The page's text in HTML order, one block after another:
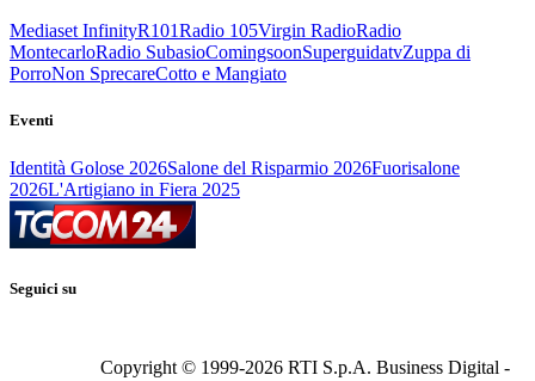
Mediaset InfinityR101Radio 105Virgin RadioRadio
MontecarloRadio SubasioComingsoonSuperguidatvZuppa di
PorroNon SprecareCotto e Mangiato
Eventi
Identità Golose 2026Salone del Risparmio 2026Fuorisalone
2026L'Artigiano in Fiera 2025
Seguici su
Copyright © 1999-2026 RTI S.p.A. Business Digital -